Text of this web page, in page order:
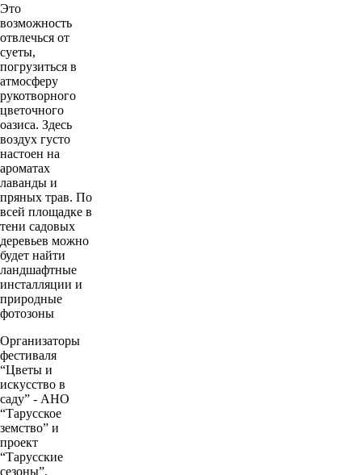
Это
возможность
отвлечься от
суеты,
погрузиться в
атмосферу
рукотворного
цветочного
оазиса. Здесь
воздух густо
настоен на
ароматах
лаванды и
пряных трав. По
всей площадке в
тени садовых
деревьев можно
будет найти
ландшафтные
инсталляции и
природные
фотозоны
Организаторы
фестиваля
“Цветы и
искусство в
саду” - АНО
“Тарусское
земство” и
проект
“Тарусские
сезоны”.